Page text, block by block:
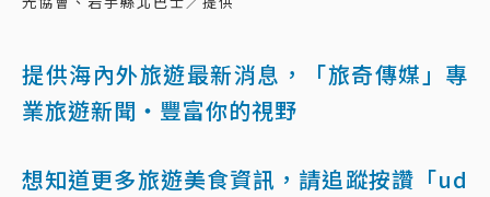
提供海內外旅遊最新消息，「旅奇傳媒」專
業旅遊新聞‧豐富你的視野
想知道更多旅遊美食資訊，請追蹤按讚「ud